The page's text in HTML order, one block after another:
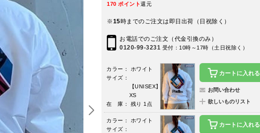
170 ポイント還元
※15時までのご注文は即日出荷（日祝除く）
お電話でのご注文（代金引換のみ）
0120-99-3231 受付：10時～17時（土日祝除く）
カラー： ホワイト
サイズ：
【UNISEX】
XS
在 庫： 残り 1点
カートに入れる
お問い合わせ
欲しいものリスト
カラー： ホワイト
サイズ：
カートに入れる